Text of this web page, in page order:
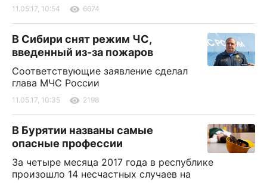
11.05.17, 10:54 6674
В Сибири снят режим ЧС,
введенный из-за пожаров
Соответствующие заявление сделал
глава МЧС России
11.05.17, 10:35 2198
В Бурятии названы самые
опасные профессии
За четыре месяца 2017 года в республике
произошло 14 несчастных случаев на